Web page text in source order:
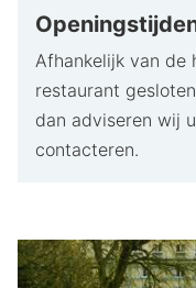
Afhankelijk van de
restaurant
dan adviseren wij
contacteren.